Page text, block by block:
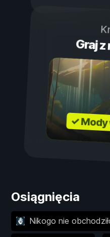
Graj
✓ Mody
Osiągnięcia
Nikogo nie